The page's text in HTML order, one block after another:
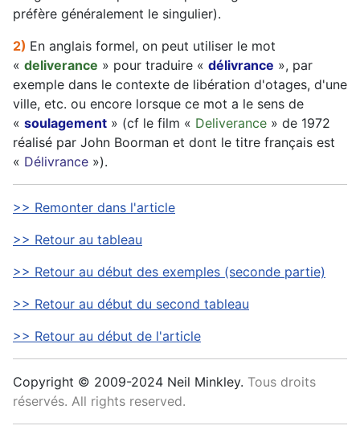
préfère généralement le singulier).
2) En anglais formel, on peut utiliser le mot
« deliverance » pour traduire « délivrance », par
exemple dans le contexte de libération d'otages, d'une
ville, etc. ou encore lorsque ce mot a le sens de
« soulagement » (cf le film « Deliverance » de 1972
réalisé par John Boorman et dont le titre français est
« Délivrance »).
>> Remonter dans l'article
>> Retour au tableau
>> Retour au début des exemples (seconde partie)
>> Retour au début du second tableau
>> Retour au début de l'article
Copyright © 2009-2024 Neil Minkley. Tous droits
réservés. All rights reserved.